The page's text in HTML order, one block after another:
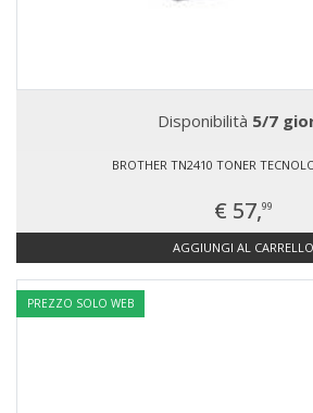
Disponibilità 5/7
BROTHER TN2410 TONER
€ 57,99
AGGIUNGI AL CARRELLO
PREZZO SOLO WEB